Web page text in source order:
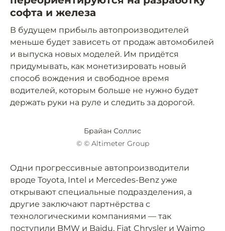
софта и железа
В будущем прибыль автопроизводителей
меньше будет зависеть от продаж автомобилей
и выпуска новых моделей. Им придётся
придумывать, как монетизировать новый
способ вождения и свободное время
водителей, которым больше не нужно будет
держать руки на руле и следить за дорогой.
Брайан Соллис
© © Altimeter Group
Одни прогрессивные автопроизводители
вроде Toyota, Intel и Mercedes-Benz уже
открывают специальные подразделения, а
другие заключают партнёрства с
технологическими компаниями — так
поступили BMW и Baidu, Fiat Chrysler и Waimo